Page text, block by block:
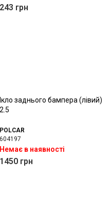
243 грн
Ікло заднього бампера (лівий)
2.5
POLCAR
604197
Немає в наявності
1450 грн